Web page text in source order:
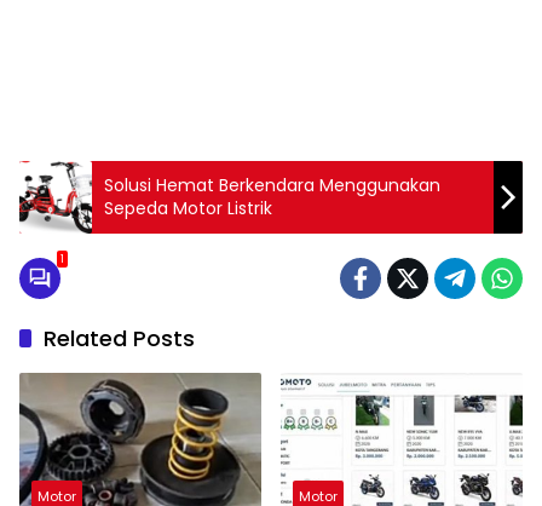
Solusi Hemat Berkendara Menggunakan
Sepeda Motor Listrik
1
Related Posts
Motor Motor